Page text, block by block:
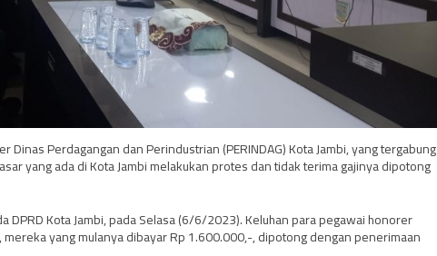
Perdagangan dan Perindustrian (PERINDAG) Kota Jambi, yang tergabung
yang ada di Kota Jambi melakukan protes dan tidak terima gajinya dipotong
Kota Jambi, pada Selasa (6/6/2023). Keluhan para pegawai honorer
yang mulanya dibayar Rp 1.600.000,-, dipotong dengan penerimaan